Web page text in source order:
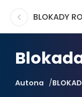
BLOKADY
Autona